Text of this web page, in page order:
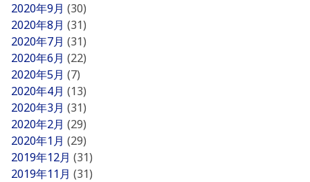
2020年9月 (30)
2020年8月 (31)
2020年7月 (31)
2020年6月 (22)
2020年5月 (7)
2020年4月 (13)
2020年3月 (31)
2020年2月 (29)
2020年1月 (29)
2019年12月 (31)
2019年11月 (31)